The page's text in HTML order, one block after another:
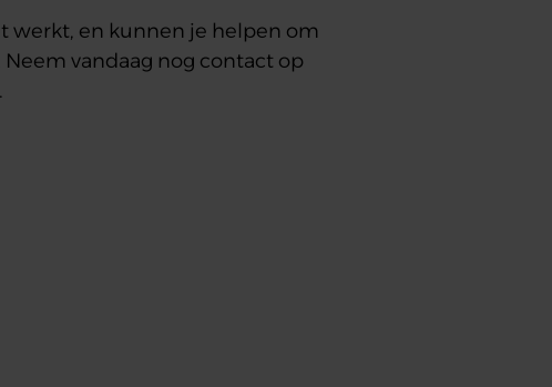
werkt, en kunnen je helpen om
vandaag nog contact op